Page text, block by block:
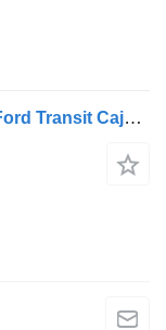
4342272 columna de dirección para Ford Transit Caja Abierta (TT9)(2006->) camión